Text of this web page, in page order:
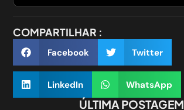
COMPARTILHAR :
Facebook Twitter
LinkedIn WhatsApp
ÚLTIMA POSTAGEM